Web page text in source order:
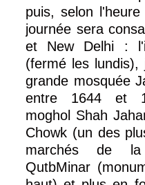
puis, selon
journée sera
et New Delhi :
(fermé les
grande mosquée
entre 1644 et
moghol Shah
Chowk (un des
marchés de la
QutbMinar